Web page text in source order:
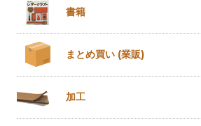
書籍
まとめ買い (業販)
加工